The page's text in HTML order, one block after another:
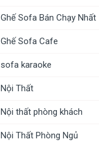
Ghế Sofa Bán Chạy Nhất
Ghế Sofa Cafe
sofa karaoke
Nội Thất
Nội thất phòng khách
Nội Thất Phòng Ngủ